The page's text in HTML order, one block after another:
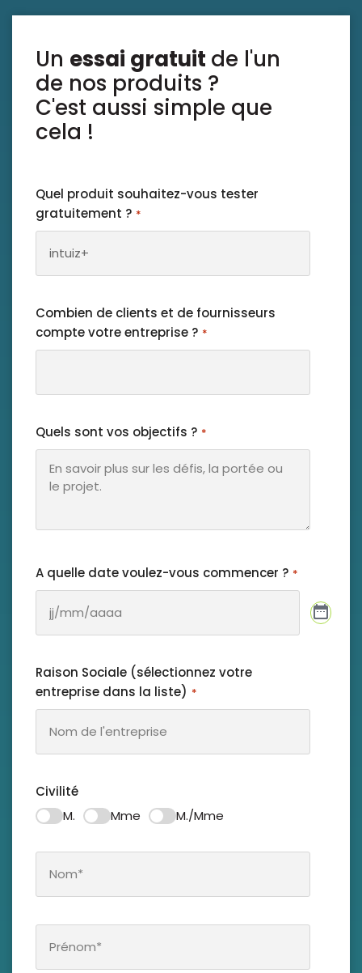
Un essai gratuit de l'un
de nos produits ?
C'est aussi simple que
cela !
Quel produit souhaitez-vous tester
gratuitement ? *
intuiz+
Combien de clients et de fournisseurs
compte votre entreprise ? *
Quels sont vos objectifs ? *
A quelle date voulez-vous commencer ? *
Raison Sociale (sélectionnez votre
entreprise dans la liste) *
Civilité
M.
Mme M./Mme